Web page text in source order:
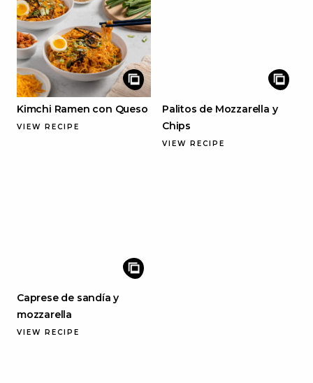
Kimchi Ramen con Queso
VIEW RECIPE
Palitos de Mozzarella y
Chips
VIEW RECIPE
Caprese de sandía y
mozzarella
VIEW RECIPE